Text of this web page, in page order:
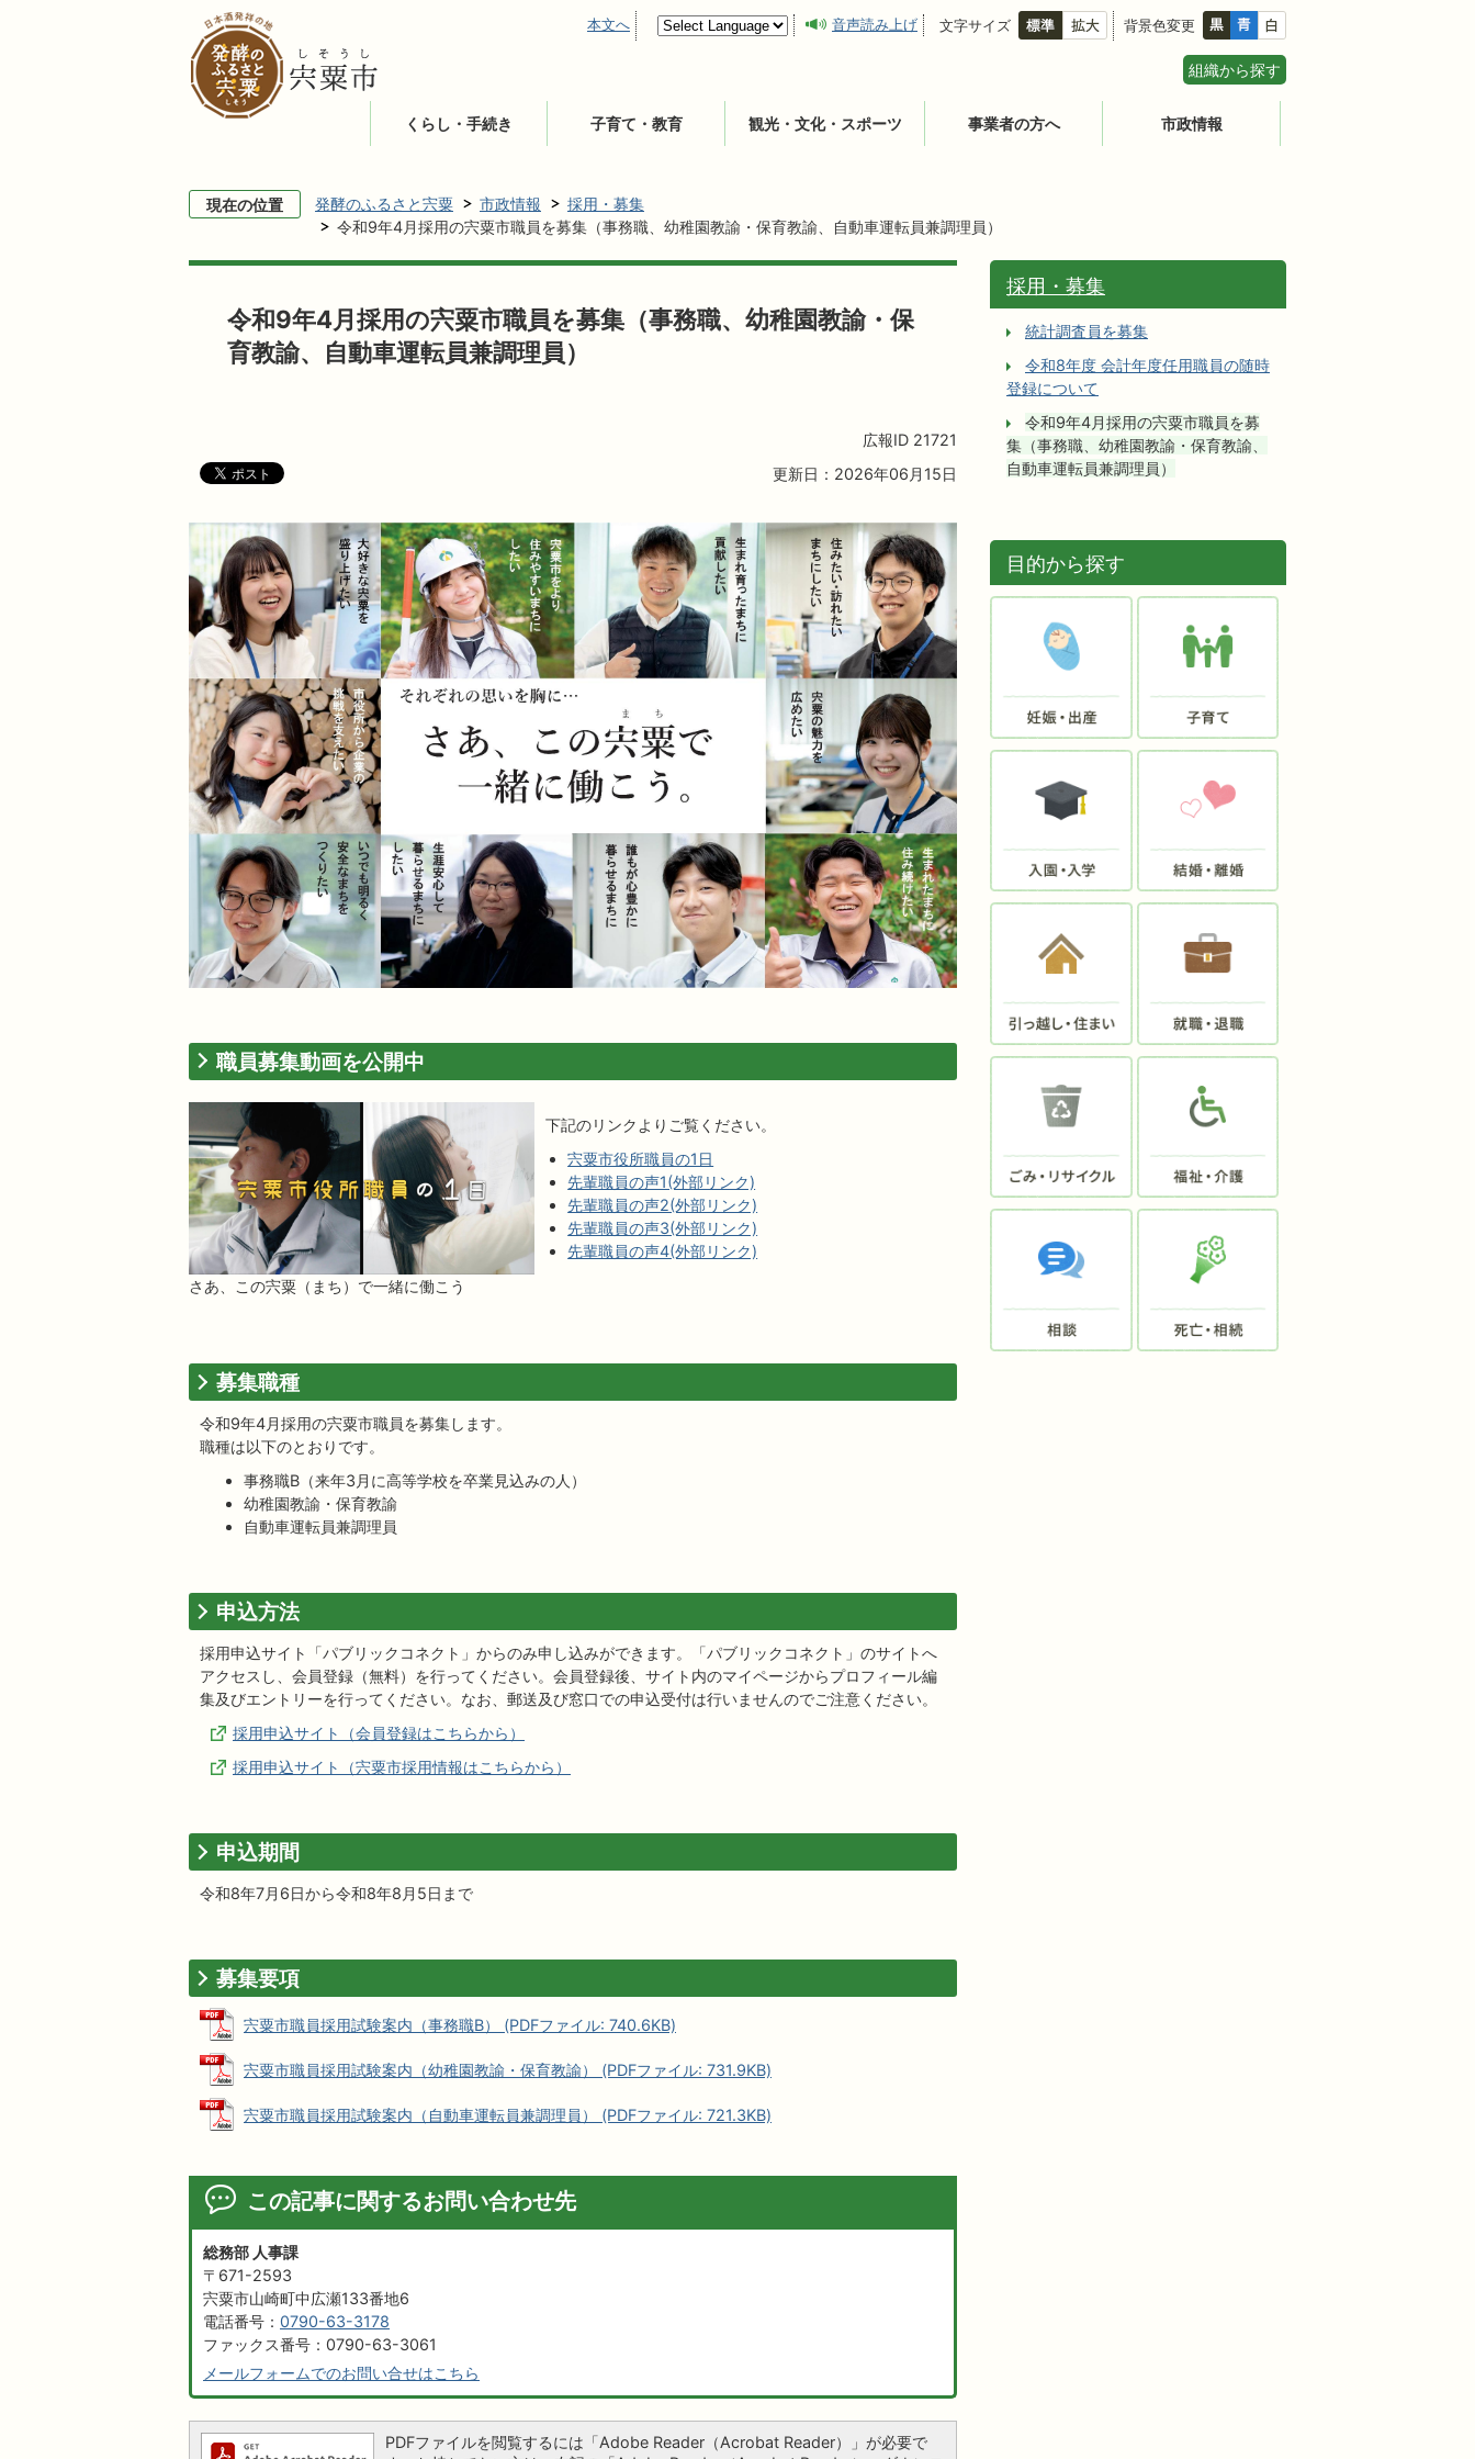
本文へ 音声読み上げ 文字サイズ 背景色変更
組織から探す
くらし・手続き 子育て・教育 観光・文化・スポーツ 事業者の方へ 市政情報
現在の位置 発酵のふるさと宍粟 市政情報
採用・募集
令和9年4月採用の宍粟市職員を募集（事務職、幼稚園教諭・保育教諭、自動車運転員兼調理員）
令和9年4月採用の宍粟市職員を募集（事務職、幼稚園教諭・保
育教諭、自動車運転員兼調理員）
広報ID 21721
更新日：2026年06月15日
職員募集動画を公開中
さあ、この宍粟（まち）で一緒に働こう
下記のリンクよりご覧ください。
宍粟市役所職員の1日
先輩職員の声1(外部リンク)
先輩職員の声2(外部リンク)
先輩職員の声3(外部リンク)
先輩職員の声4(外部リンク)
募集職種
令和9年4月採用の宍粟市職員を募集します。
職種は以下のとおりです。
事務職B（来年3月に高等学校を卒業見込みの人）
幼稚園教諭・保育教諭
自動車運転員兼調理員
申込方法
採用申込サイト「パブリックコネクト」からのみ申し込みができます。「パブリックコネクト」のサイトへ
アクセスし、会員登録（無料）を行ってください。会員登録後、サイト内のマイページからプロフィール編
集及びエントリーを行ってください。なお、郵送及び窓口での申込受付は行いませんのでご注意ください。
採用申込サイト（会員登録はこちらから）
採用申込サイト（宍粟市採用情報はこちらから）
申込期間
令和8年7月6日から令和8年8月5日まで
募集要項
宍粟市職員採用試験案内（事務職B） (PDFファイル: 740.6KB)
宍粟市職員採用試験案内（幼稚園教諭・保育教諭） (PDFファイル: 731.9KB)
宍粟市職員採用試験案内（自動車運転員兼調理員） (PDFファイル: 721.3KB)
この記事に関するお問い合わせ先
総務部 人事課
〒671-2593
宍粟市山崎町中広瀬133番地6
電話番号： 0790-63-3178
ファックス番号：0790-63-3061
メールフォームでのお問い合せはこちら
PDFファイルを閲覧するには「Adobe Reader（Acrobat Reader）」が必要で
採用・募集
統計調査員を募集
令和8年度 会計年度任用職員の随時
登録について
令和9年4月採用の宍粟市職員を募
集（事務職、幼稚園教諭・保育教諭、
自動車運転員兼調理員）
目的から探す